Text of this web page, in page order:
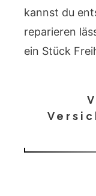
kannst du
reparieren
ein Stück